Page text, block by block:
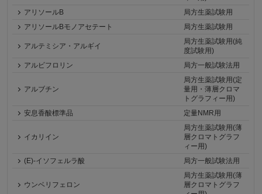
アリソールB
局方生薬試験用
アリソールBモノアセテート
局方生薬試験用
アルテミシア・アルギイ
局方生薬試験用(純
度試験用)
アルビフロリン
局方一般試験法用
アルブチン
局方生薬試験用(定
量用・薄層クロマ
トグラフィー用)
安息香酸標準品
定量NMR用
イカリイン
局方生薬試験用(薄
層クロマトグラフ
ィー用)
(E)-イソフェルラ酸
局方一般試験法用
ウンベリフェロン
局方生薬試験用(薄
層クロマトグラフ